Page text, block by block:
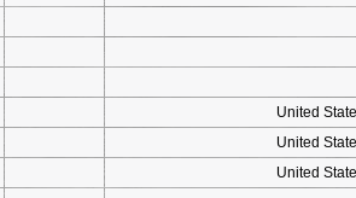
United
United
United